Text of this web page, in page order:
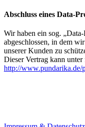
Abschluss eines
Wir haben ein sog.
abgeschlossen, in dem
unserer Kunden zu
Dieser Vertrag kann
http://www.pundarika.de/